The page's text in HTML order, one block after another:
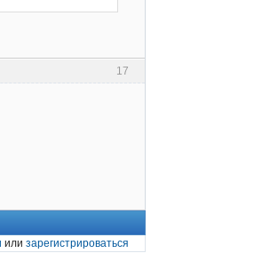
17
или зарегистрироваться